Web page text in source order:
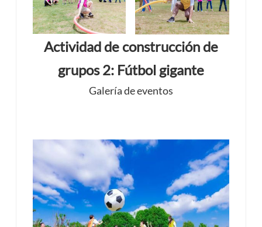
Actividad de construcción de
grupos 2: Fútbol gigante
Galería de eventos